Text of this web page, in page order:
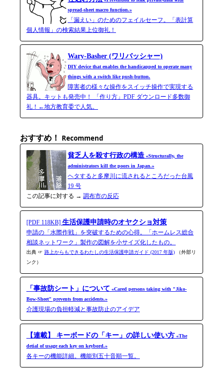
spread-​sheet macro function.»
「漏えい」のためのフェイルセーフ。「表計算
個人情報」の検索結果上位御礼！
Wary-Basher (ワリバッシャー)
DIY device that enables the handicapped to operate many
things with a switch like push-button.
障害者の様々な操作をスイッチ操作で実現する
器具。キットも発売中！ 「作り方」PDF ダウンロード多数御
礼！←地方教育委で人気。
おすすめ！ Recommend
貧乏人を殺す行政の構造 «Structurally, the
administrators kill the poors in Japan.»
ヘタすると多摩川に流されるところだった台風
19 号
この記事に対する → 調布市の反応
[PDF 118KB] 生活保護申請時のオヤクショ対策
申請の「水際作戦」を突破するための心得。「ホームレス総合
相談ネットワーク」製作の図解を小サイズ化したもの。
出典 ☞ 路上からもできるわたしの生活保護申請ガイド (2017 年版) （外部リ
ンク）
「事故防シート」について «Cared persons taking with "Jiko-​
Bow-​Sheet" prevents from accidents.»
介護現場の負担軽減と事故防止のアイデア
【連載】 キーボードの「キー」の詳しい使い方 «The
detial of usage each key on keybord.»
各キーの機能詳細。機能別五十音順一覧。